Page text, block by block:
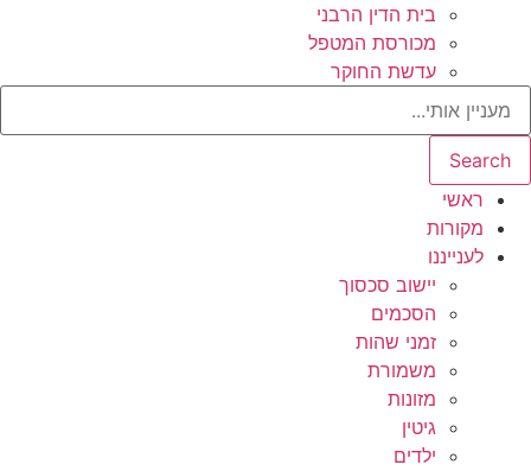
בית הדין הרבני
מכורסת המטפל
עדשת החוקר
Search
ראשי
מקורות
לענייננו
יישוב סכסוך
הסכמים
זמני שהות
משמורת
מזונות
גיטין
ילדים